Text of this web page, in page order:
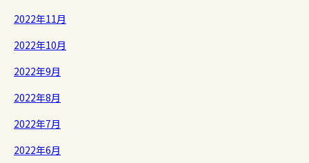
2022年11月
2022年10月
2022年9月
2022年8月
2022年7月
2022年6月